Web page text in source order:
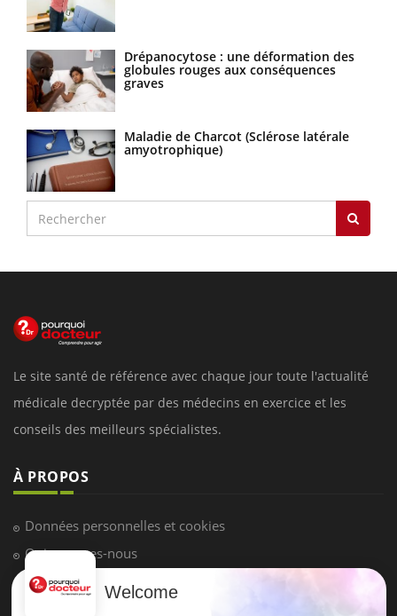
Drépanocytose : une déformation des
globules rouges aux conséquences
graves
Maladie de Charcot (Sclérose latérale
amyotrophique)
Le site santé de référence avec chaque jour toute l'actualité
médicale decryptée par des médecins en exercice et les
conseils des meilleurs spécialistes.
À PROPOS
Données personnelles et cookies
Qui sommes-nous
Conditions d'utilisation
Welcome